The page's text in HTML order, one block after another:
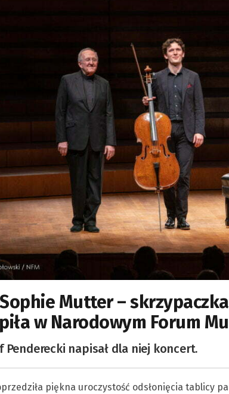
Mutter –
w Narodowym Forum
Penderecki napisał dla niej koncert.
piękna uroczystość odsłonięcia tablicy